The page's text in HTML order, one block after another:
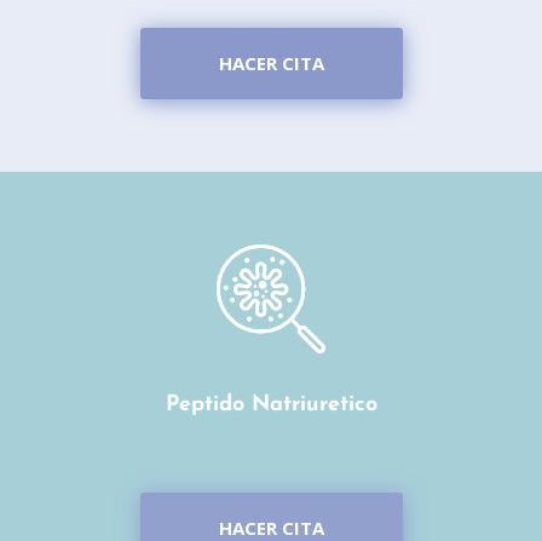
HACER CITA
Peptido Natriuretico
HACER CITA